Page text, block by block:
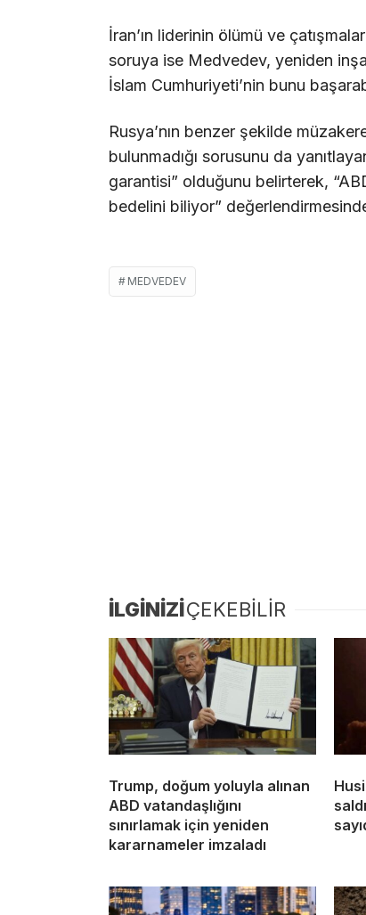
İran’ın liderinin ölümü ve
soruya ise Medvedev, yeniden
İslam Cumhuriyeti’nin bunu
Rusya’nın benzer şekilde
bulunmadığı sorusunu da
garantisi” olduğunu belirterek,
bedelini biliyor”
MEDVEDEV
İLGİNİZİÇEKEBİLİR
Trump, doğum yoluyla alınan
ABD vatandaşlığını
sınırlamak için yeniden
kararnameler imzaladı